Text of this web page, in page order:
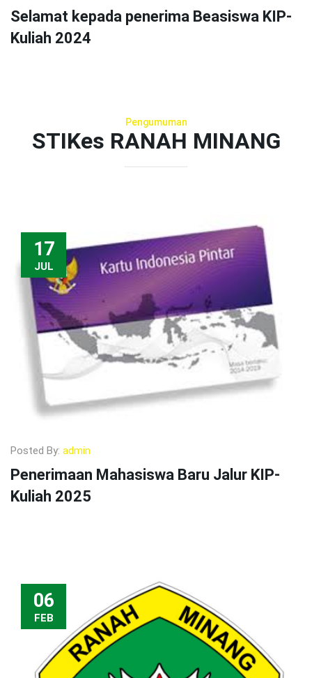
Selamat kepada penerima Beasiswa KIP-
Kuliah 2024
Pengumuman
STIKes RANAH MINANG
17
JUL
Posted By: admin
Penerimaan Mahasiswa Baru Jalur KIP-
Kuliah 2025
06
FEB